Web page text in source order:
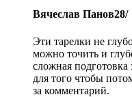
Вячеслав Панов28/
Эти тарелки не
можно точить и
сложная подготовка
для того чтобы
за комментарий.